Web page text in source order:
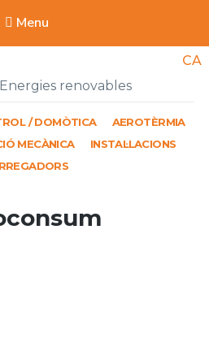
Menu
per a edificis
CA
/ DOMÒTICA
AEROTÈRMIA
MECÀNICA
INSTAL·LACIONS